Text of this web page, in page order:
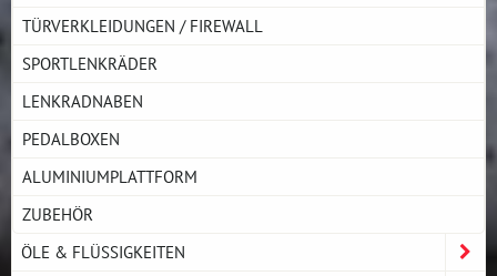
TÜRVERKLEIDUNGEN / FIREWALL
SPORTLENKRÄDER
LENKRADNABEN
PEDALBOXEN
ALUMINIUMPLATTFORM
ZUBEHÖR
ÖLE & FLÜSSIGKEITEN